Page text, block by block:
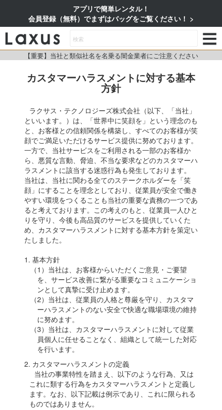
アプリで簡単レンタル！
会員登録（無料）でまずはバッグをご覧ください！
【重要】当社と類似社名を名乗る闇金業者にご注意ください
カスタマーハラスメントに対する基本
方針
ラクサス・テクノロジーズ株式会社（以下、「当社」
といいます。）は、「世界中に笑顔を」という理念のも
と、お客様との信頼関係を構築し、すべてのお客様が笑
顔でご満足いただけるサービス提供に努めております。
一方で、当社サービスをご利用される一部のお客様か
ら、悪質な言動、脅迫、不当な要求などのカスタマーハ
ラスメントに該当する迷惑行為も発生しております。
当社は、当社に関わる全てのステークホルダーを「笑
顔」にすることを理念としており、従業員が安全で働き
やすい環境をつくることも当社の重要な責務の一つであ
ると考えております。この考えのもと、従業員一人ひと
りを守り、今後も高品質のサービスを提供していくた
め、カスタマーハラスメントに対する基本方針を策定い
たしました。
1. 基本方針
（1）当社は、お客様からいただくご意見・ご要望
を、サービス改善に繋がる重要なコミュニケーショ
ンとして真摯に受け止めます。
（2）当社は、従業員の人格と尊厳を守り、カスタマ
ーハラスメントのない安全で快適な職場環境の維持
に努めます。
（3）当社は、カスタマーハラスメントに対して従業
員個人に任せることなく、組織として統一した対応
を行います。
2. カスタマーハラスメントの定義
当社の事業特性を踏まえ、以下のような行為、又は
これに類する行為をカスタマーハラスメントと定義し
ます。なお、以下記載は例示であり、これに限られる
ものではありません。